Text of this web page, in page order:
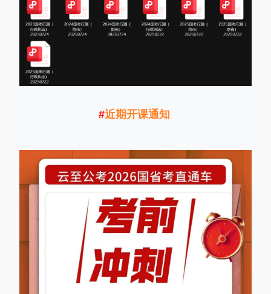
#近期开课通知